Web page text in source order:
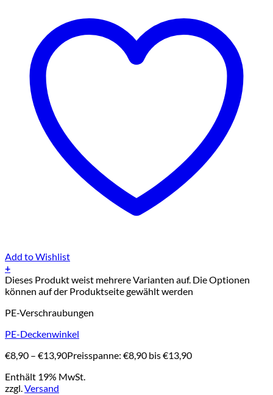
Add to Wishlist
+
Dieses Produkt weist mehrere Varianten auf. Die Optionen
können auf der Produktseite gewählt werden
PE-Verschraubungen
PE-Deckenwinkel
€8,90 – €13,90Preisspanne: €8,90 bis €13,90
Enthält 19% MwSt.
zzgl.Versand